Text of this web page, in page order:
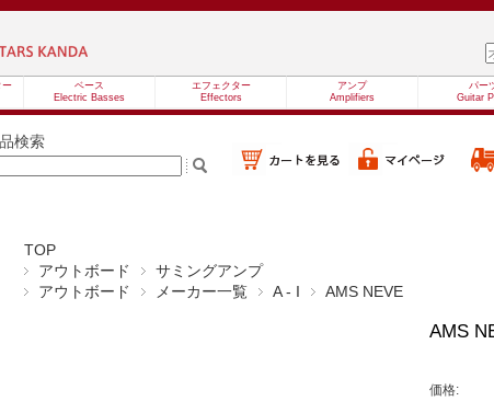
ー
ベース
Electric Basses
エフェクター
Effectors
アンプ
Amplifiers
パー
Guitar
検索
TOP
アウトボード
サミングアンプ
アウトボード
メーカー一覧 A - I AMS NEVE
AMS
価格: